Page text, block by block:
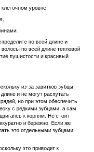
уровне;
по всей длине и
по всей длине тепловой
пушистости и красивый
из-за завитков зубцы
и не могут распутать
но при этом обеспечить
с редкими зубцами, а сам
к корням. Не стоит
и бережно. Если же
это отдельными зубцами
это приводит к